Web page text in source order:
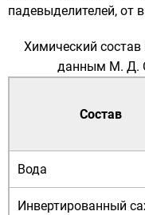
падевыделителей, от
Химический
данным М. Д.
Состав
Вода
Инвертированный